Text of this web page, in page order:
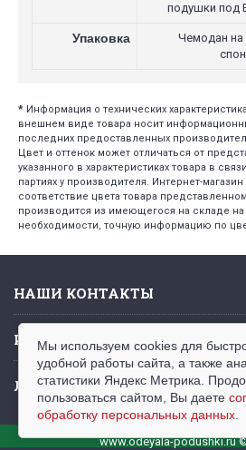
подушки под
Упаковка
Чемодан
* Информация о технических
внешнем виде товара носит
последних предоставленных
Цвет и оттенок может отличаться от
указанного в характеристиках товара в
партиях у производителя. Интернет-
соответствие цвета товара
производится из имеющегося на складе на
необходимости, точную информацию по
НАШИ КОНТАКТЫ
ИНФОРМАЦИЯ
ЛИЧНЫЙ КАБИНЕТ
www.odeyala-podushki.ru
Мы используем cookies для
удобной работы сайта, а также
статистики Яндекс Метрика.
пользоваться сайтом, Вы даете
обработку персональных данных